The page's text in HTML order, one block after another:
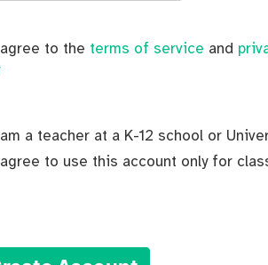
to the terms of service and
a teacher at a K-12 school or
to use this account only for